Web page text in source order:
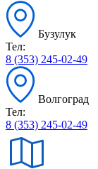
Бузулук
Тел:
8 (353) 245-02-49
Волгоград
Тел:
8 (353) 245-02-49